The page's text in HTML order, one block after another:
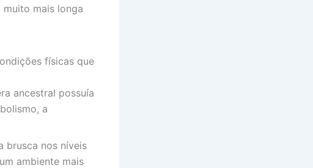
muito mais longa
físicas que
ancestral possuía
a
brusca nos níveis
ambiente mais